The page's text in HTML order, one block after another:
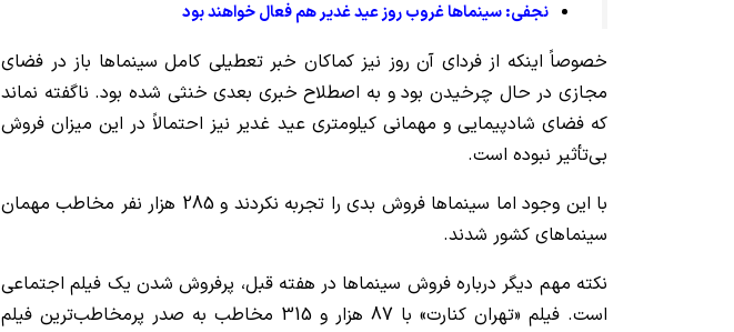
نجفی: سینماها غروب روز عید غدیر هم فعال خواهند بود
خصوصاً اینکه از فردای آن روز نیز کماکان خبر تعطیلی کامل سینماها باز در فضای
مجازی در حال چرخیدن بود و به اصطلاح خبری بعدی خنثی شده بود. ناگفته نماند
که فضای شادپیمایی و مهمانی کیلومتری عید غدیر نیز احتمالاً در این میزان فروش
بی‌تأثیر نبوده است.
با این وجود اما سینماها فروش بدی را تجربه نکردند و 285 هزار نفر مخاطب مهمان
سینماهای کشور شدند.
نکته مهم دیگر درباره فروش سینماها در هفته قبل، پرفروش شدن یک فیلم اجتماعی
است. فیلم «تهران کنارت» با 87 هزار و 315 مخاطب به صدر پرمخاطب‌ترین فیلم